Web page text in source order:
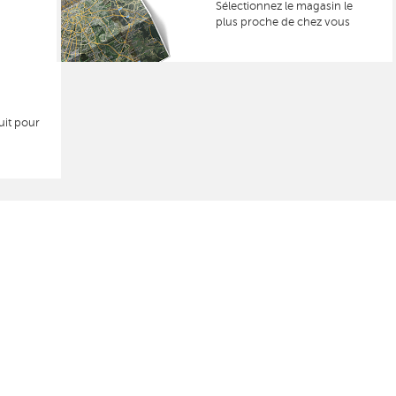
Sélectionnez le magasin le
plus proche de chez vous
pour